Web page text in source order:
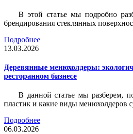
В этой статье мы подробно
брендирования стеклянных
Подробнее
13.03.2026
Деревянные менюхолдеры:
ресторанном бизнесе
В данной статье мы разберем,
пластик и какие виды менюхолдеров
Подробнее
06.03.2026